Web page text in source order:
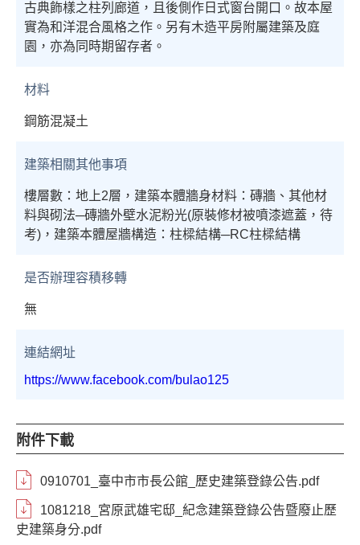
古典飾樣之柱列廊道，且後側作日式窗台開口。故本屋
實為和洋混合風格之作。另有木造平房附屬建築及庭
園，亦為同時期留存者。
材料
鋼筋混凝土
建築相關其他事項
樓層數：地上2層，建築本體牆身材料：磚牆、其他材
料與砌法─磚牆外壁水泥粉光(原裝修材被噴漆遮蓋，待
考)，建築本體屋牆構造：柱樑結構─RC柱樑結構
是否辦理容積移轉
無
連結網址
https://www.facebook.com/bulao125
附件下載
0910701_臺中市市長公館_歷史建築登錄公告.pdf
1081218_宮原武雄宅邸_紀念建築登錄公告暨廢止歷
史建築身分.pdf